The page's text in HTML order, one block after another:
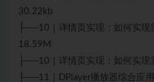
30.22kb
├──10｜详情页实现：如何实现
18.59M
├──10｜详情页实现：如何实现
├──11｜DPlayer播放器综合应